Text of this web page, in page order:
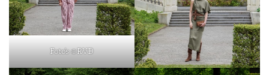
Foto’s ©RVD